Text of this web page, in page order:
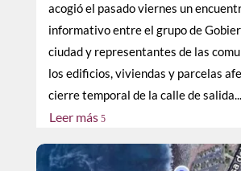
acogió el pasado viernes un
informativo entre el grupo de
ciudad y representantes de las
los edificios, viviendas y parcelas
cierre temporal de la calle de salida...
Leer más 5